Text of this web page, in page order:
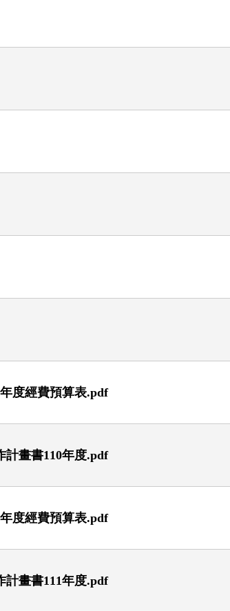
度經費預算表.pdf
計畫書110年度.pdf
度經費預算表.pdf
計畫書111年度.pdf